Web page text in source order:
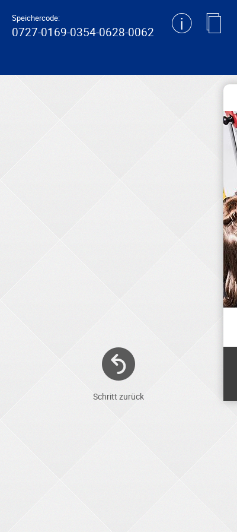
Speichercode:
0727-0169-0354-0628-0062
Schritt zurück